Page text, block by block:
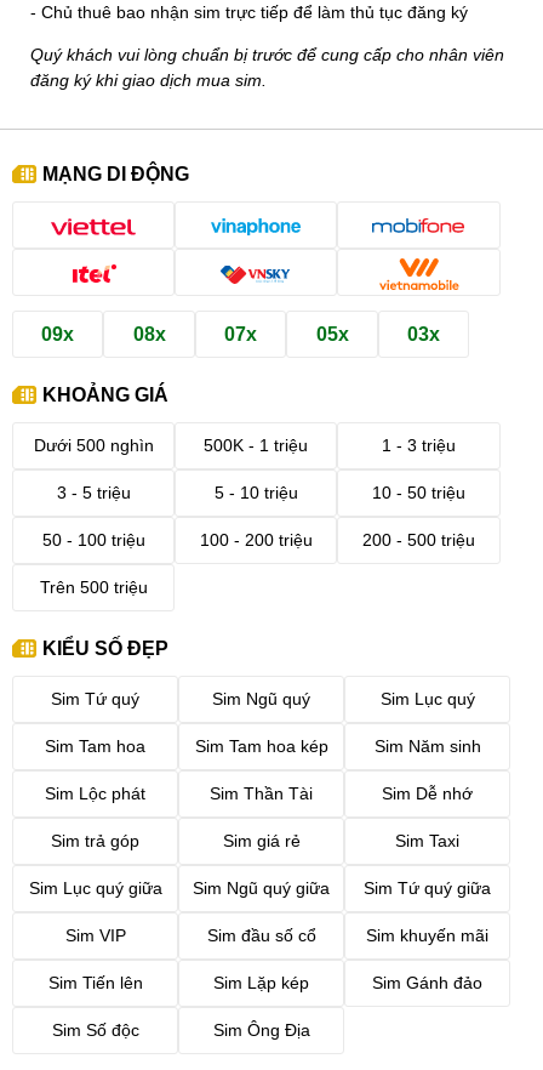
- Chủ thuê bao nhận sim trực tiếp để làm thủ tục đăng ký
Quý khách vui lòng chuẩn bị trước để cung cấp cho nhân viên
đăng ký khi giao dịch mua sim.
MẠNG DI ĐỘNG
09x 08x 07x 05x 03x
KHOẢNG GIÁ
Dưới 500 nghìn 500K - 1 triệu 1 - 3 triệu
3 - 5 triệu 5 - 10 triệu 10 - 50 triệu
50 - 100 triệu 100 - 200 triệu 200 - 500 triệu
Trên 500 triệu
KIỂU SỐ ĐẸP
Sim Tứ quý Sim Ngũ quý Sim Lục quý
Sim Tam hoa Sim Tam hoa kép Sim Năm sinh
Sim Lộc phát Sim Thần Tài Sim Dễ nhớ
Sim trả góp Sim giá rẻ Sim Taxi
Sim Lục quý giữa Sim Ngũ quý giữa Sim Tứ quý giữa
Sim VIP Sim đầu số cổ Sim khuyến mãi
Sim Tiến lên Sim Lặp kép Sim Gánh đảo
Sim Số độc Sim Ông Địa